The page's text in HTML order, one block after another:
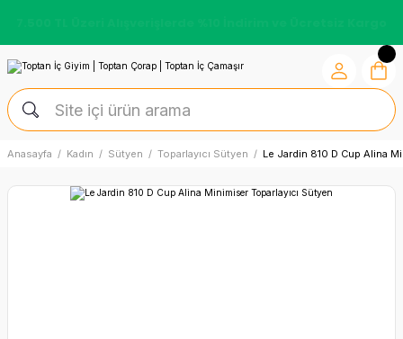
Anasayfa Kadın Sütyen Toparlayıcı Sütyen Le Jardin 810 D Cup Alina